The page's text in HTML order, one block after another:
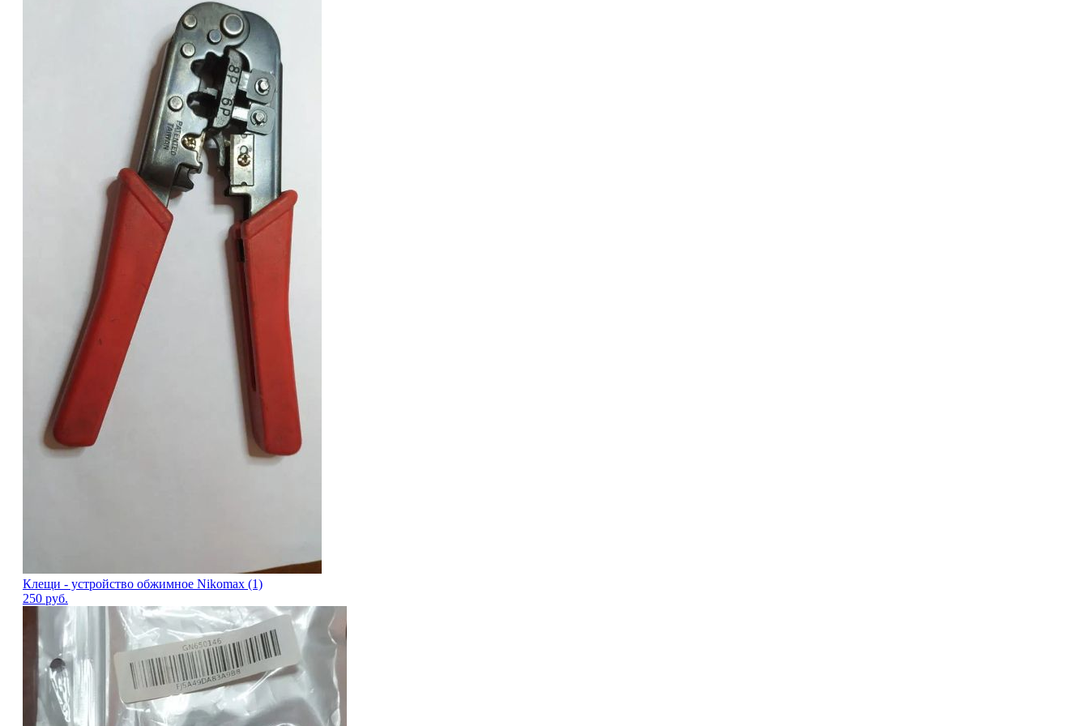
Клещи - устройство обжимное Nikomax (1)
250 руб.